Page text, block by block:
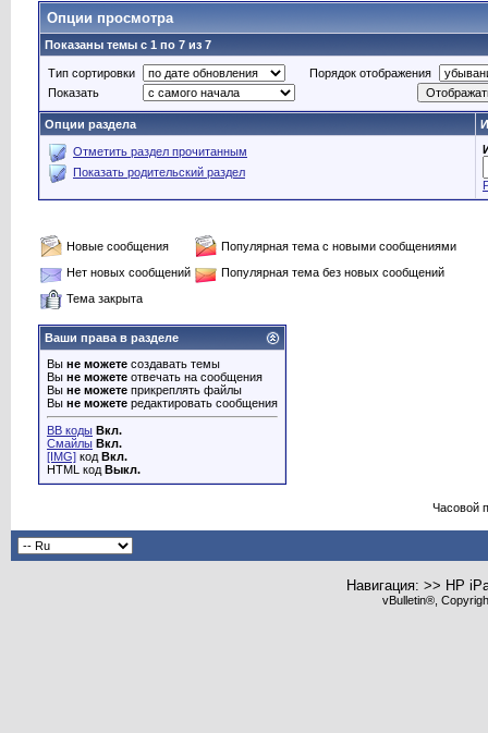
Опции просмотра
Показаны темы с 1 по 7 из 7
Тип сортировки
Порядок отображения
Показать
Опции раздела
Отметить раздел прочитанным
Показать родительский раздел
Новые сообщения
Популярная тема с новыми сообщениями
Нет новых сообщений
Популярная тема без новых сообщений
Тема закрыта
Ваши права в разделе
Вы не можете создавать темы
Вы не можете отвечать на сообщения
Вы не можете прикреплять файлы
Вы не можете редактировать сообщения
BB коды Вкл.
Смайлы Вкл.
[IMG] код Вкл.
HTML код Выкл.
Часовой
Навигация: >> HP
vBulletin®,